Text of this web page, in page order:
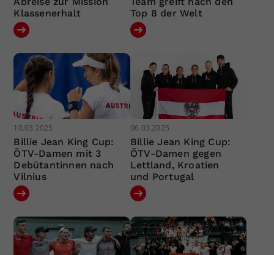
Klassenerhalt
Top 8 der Welt
10.03.2025
Billie Jean King Cup:
ÖTV-Damen mit 3
Debütantinnen nach
Vilnius
06.03.2025
Billie Jean King Cup:
ÖTV-Damen gegen
Lettland, Kroatien
und Portugal